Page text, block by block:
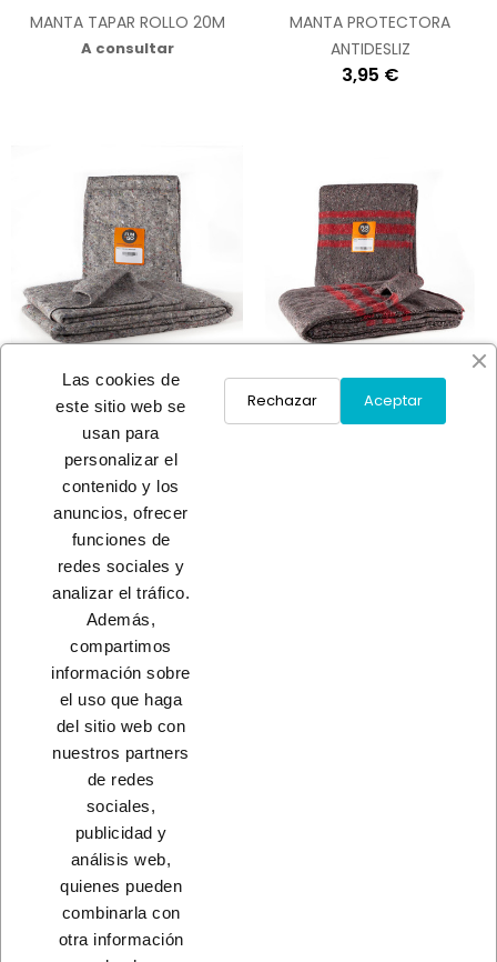
MANTA TAPAR ROLLO 20M
A consultar
MANTA PROTECTORA
ANTIDESLIZ
3,95 €
MANTA PROTECTORA ECO
240GR
A consultar
CONTACTO
PRODUCTOS
NUESTRA EMPRESA
Las cookies de
este sitio web se
usan para
personalizar el
contenido y los
anuncios, ofrecer
funciones de
redes sociales y
analizar el tráfico.
Además,
compartimos
información sobre
el uso que haga
del sitio web con
nuestros partners
de redes
sociales,
publicidad y
análisis web,
quienes pueden
combinarla con
otra información
Aceptar
Rechazar